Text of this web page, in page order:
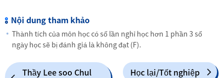
Nội dung tham khảo
Thành tích của môn học có số lần nghỉ học hơn 1 phần 3 số
ngày học sẽ bị đánh giá là không đạt (F).
Thầy Lee soo Chul
Học lại/Tốt nghiệp